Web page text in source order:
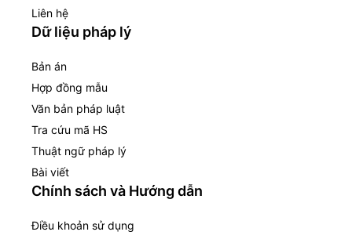
Liên hệ
Dữ liệu pháp lý
Bản án
Hợp đồng mẫu
Văn bản pháp luật
Tra cứu mã HS
Thuật ngữ pháp lý
Bài viết
Chính sách và Hướng dẫn
Điều khoản sử dụng